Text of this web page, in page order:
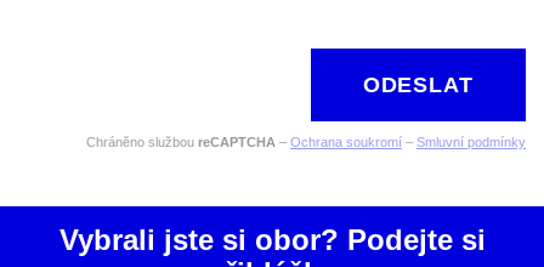
ODESLAT
Chráněno službou reCAPTCHA – Ochrana soukromí – Smluvní podmínky
Vybrali jste si obor? Podejte si